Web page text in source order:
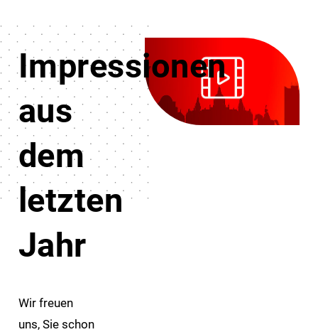
Impressionen
aus
dem
letzten
Jahr
Wir freuen
uns, Sie schon